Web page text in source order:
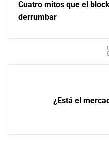
Cuatro mitos que el
derrumbar
¿Está el